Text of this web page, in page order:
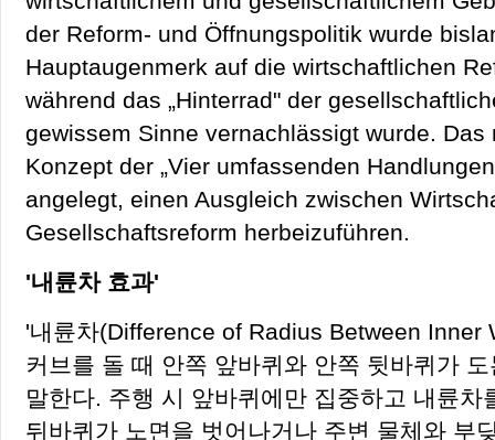
der Reform- und Öffnungspolitik wurde
Hauptaugenmerk auf die wirtschaftlichen
während das „Hinterrad" der
gewissem Sinne vernachlässigt wurde. Das
Konzept der „Vier umfassenden
angelegt, einen Ausgleich zwischen
Gesellschaftsreform herbeizuführen.
'내륜차 효과'
'내륜차(Difference of Radius Between Inner
커브를 돌 때 안쪽 앞바퀴와 안쪽 뒷바퀴가
말한다. 주행 시 앞바퀴에만 집중하고 내륜차
뒤바퀴가 노면을 벗어나거나 주변 물체와 부